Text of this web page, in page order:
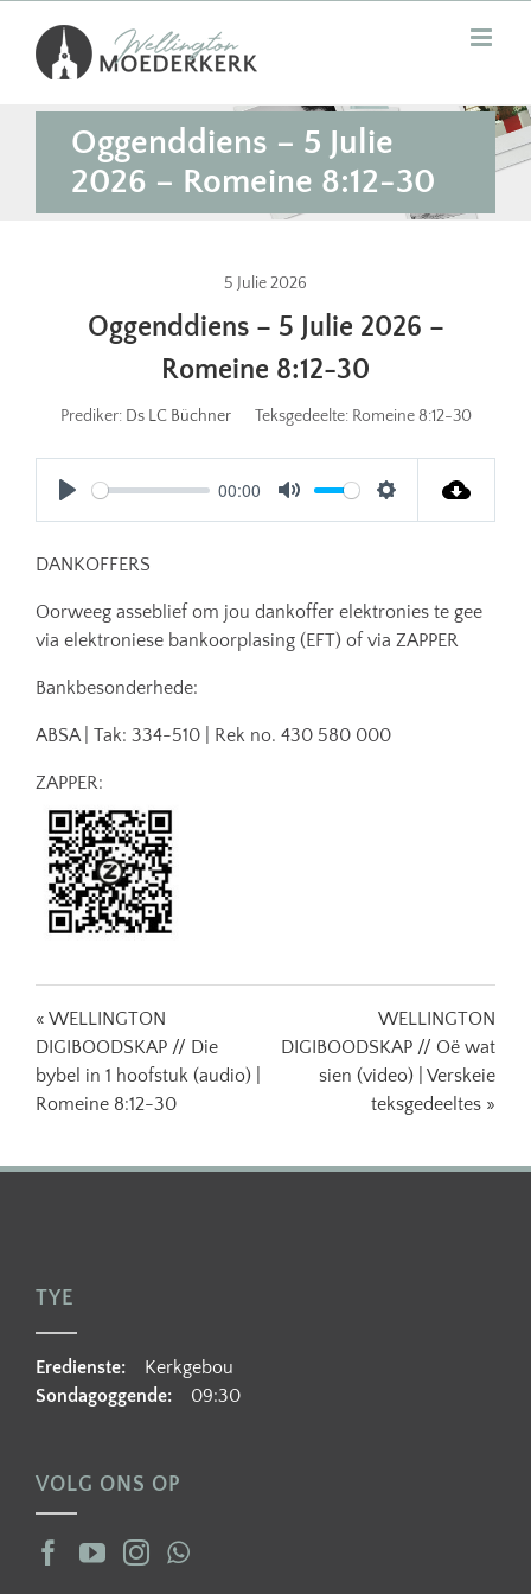
content
Oggenddiens – 5 Julie
2026 – Romeine 8:12-30
5 Julie 2026
Oggenddiens – 5 Julie 2026 –
Romeine 8:12-30
Prediker: Ds LC Büchner Teksgedeelte: Romeine 8:12-30
Play
00:00
Mute Settings
DANKOFFERS
Oorweeg asseblief om jou dankoffer elektronies te gee
via elektroniese bankoorplasing (EFT) of via ZAPPER
Bankbesonderhede:
ABSA | Tak: 334-510 | Rek no. 430 580 000
ZAPPER:
« WELLINGTON
DIGIBOODSKAP // Die
bybel in 1 hoofstuk (audio) |
Romeine 8:12-30
WELLINGTON
DIGIBOODSKAP // Oë wat
sien (video) | Verskeie
teksgedeeltes »
TYE
Eredienste: Kerkgebou
Sondagoggende: 09:30
VOLG ONS OP